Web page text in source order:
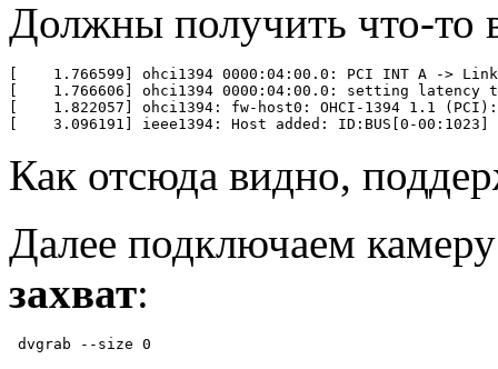
Должны получить что-то
[    1.766599] ohci1394 0000:04:00.0: PCI INT A ->
[    1.766606] ohci1394 0000:04:00.0: setting latency
[    1.822057] ohci1394: fw-host0: OHCI-1394 1.1
[    3.096191] ieee1394: Host added: ID:BUS[0-00:1023]
Как отсюда видно,
Далее подключаем
захват:
dvgrab --size 0